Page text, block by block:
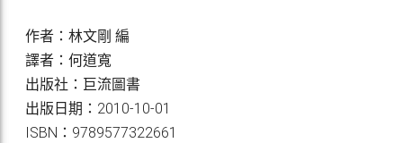
作者：林文剛 編
譯者：何道寬
出版社：巨流圖書
出版日期：2010-10-01
ISBN：9789577322661